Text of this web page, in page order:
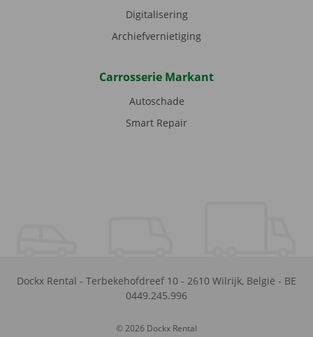
Digitalisering
Archiefvernietiging
Carrosserie Markant
Autoschade
Smart Repair
Dockx Rental - Terbekehofdreef 10 - 2610 Wilrijk, België - BE
0449.245.996
© 2026 Dockx Rental